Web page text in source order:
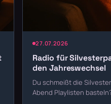
27.07.2026
Radio für
den Jahreswechsel
Du schmeißt die
Abend Playlisten